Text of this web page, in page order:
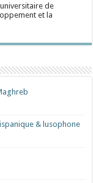
de
et la
& lusophone